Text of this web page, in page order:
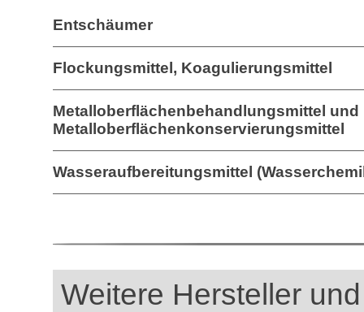
Entschäumer
Flockungsmittel, Koagulierungsmittel
Metalloberflächenbehandlungsmittel und
Metalloberflächenkonservierungsmittel
Wasseraufbereitungsmittel
Weitere Hersteller